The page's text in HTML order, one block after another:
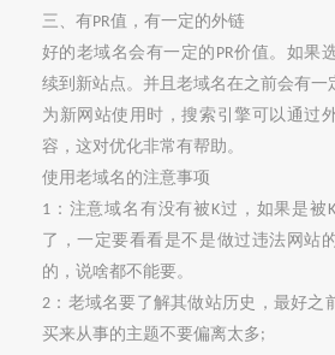
三、有PR值，有一定的外链
好的老域名会有一定的 PR价值。如果
续到新站点。并且老域名在之前会有一
为新网站使用时，搜索引擎可以通过
容，这对优化非常有帮助。
使用老域名的注意事项
1 ：注意域名有没有被 K过，如果是被 K
了，一定要看看是不是做过违法网站
的，说啥都不能要。
2 ：老域名要了解其做站历史，最好之
买来从事的主题不要偏离太多;